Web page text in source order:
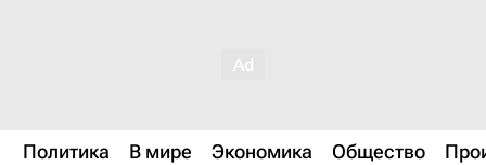
Политика В мире Экономика Общество